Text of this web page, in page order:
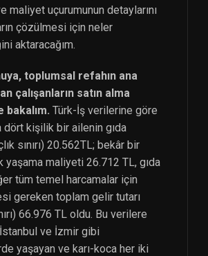
maliyet uçurumunun detaylarını
çözülmesi için neler
aktaracağım.
toplumsal refahın ana
çalışanların satın alma
bakalım. Türk-İş verilerine göre
dört kişilik bir ailenin gıda
sınırı) 20.562TL; bekâr bir
yaşama maliyeti 26.712 TL, gıda
tüm temel harcamalar için
gereken toplam gelir tutarı
66.976 TL oldu. Bu verilere
ve İzmir gibi
yaşayan ve karı-koca her iki